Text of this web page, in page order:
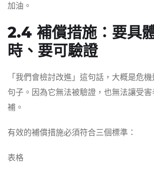
加油。
2.4 補償措施：要具
時、要可驗證
「我們會檢討改進」這句話，大概是危
句子。因為它無法被驗證，也無法讓受
補。
有效的補償措施必須符合三個標準：
表格